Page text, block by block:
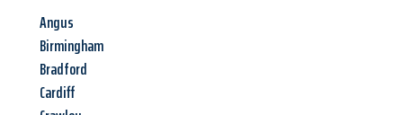
Angus
Birmingham
Bradford
Cardiff